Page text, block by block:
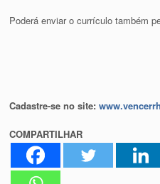
Poderá enviar o currículo também
Cadastre-se no site:
COMPARTILHAR